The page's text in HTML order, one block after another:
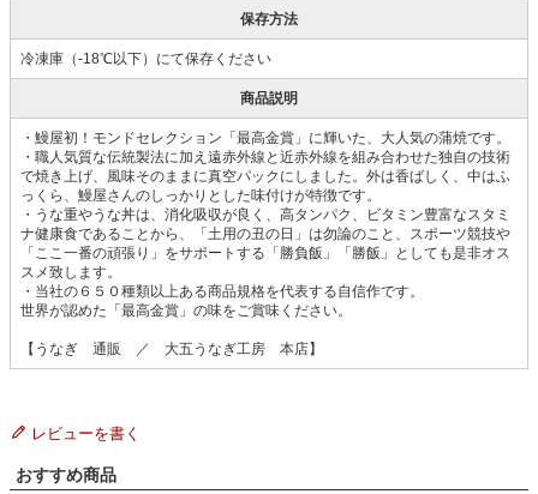
保存方法
冷凍庫（-18℃以下）にて保存ください
商品説明
・鰻屋初！モンドセレクション「最高金賞」に輝いた、大人気の蒲焼です。
・職人気質な伝統製法に加え遠赤外線と近赤外線を組み合わせた独自の技術
で焼き上げ、風味そのままに真空パックにしました。外は香ばしく、中はふ
っくら、鰻屋さんのしっかりとした味付けが特徴です。
・うな重やうな丼は、消化吸収が良く、高タンパク、ビタミン豊富なスタミ
ナ健康食であることから、「土用の丑の日」は勿論のこと、スポーツ競技や
「ここ一番の頑張り」をサポートする「勝負飯」「勝飯」としても是非オス
スメ致します。
・当社の６５０種類以上ある商品規格を代表する自信作です。
世界が認めた「最高金賞」の味をご賞味ください。
【うなぎ 通販 ／ 大五うなぎ工房 本店】
レビューを書く
おすすめ商品